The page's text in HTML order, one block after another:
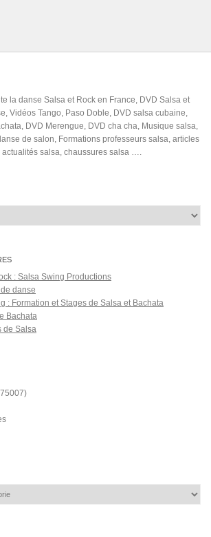
la danse Salsa et Rock en France, DVD Salsa et
Vidéos Tango, Paso Doble, DVD salsa cubaine,
DVD Merengue, DVD cha cha, Musique salsa,
de salon, Formations professeurs salsa, articles
actualités salsa, chaussures salsa ….
: Salsa Swing Productions
danse
: Formation et Stages de Salsa et Bachata
Bachata
de Salsa